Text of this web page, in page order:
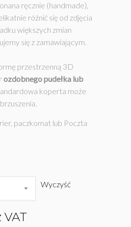
ręcznie (handmade),
różnić się od zdjęcia
większych zmian
się z zamawiającym.
przestrzenną 3D
ozdobnego pudełka lub
koperta może
paczkomat lub Poczta
Wyczyść
VAT